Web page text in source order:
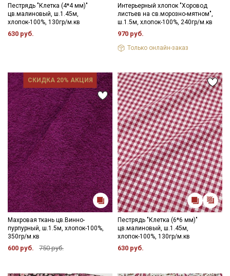
Пестрядь "Клетка (4*4 мм)"
цв.малиновый, ш.1.45м,
хлопок-100%, 130гр/м.кв
630 руб.
Интерьерный хлопок "Хоровод
листьев на св.морозно-мятном",
ш.1.5м, хлопок-100%, 240гр/м.кв
970 руб.
Только онлайн-заказ
СКИДКА 20% АКЦИЯ
Махровая ткань цв.Винно-
пурпурный, ш.1.5м, хлопок-100%,
350гр/м.кв
600 руб. 750 руб.
Пестрядь "Клетка (6*6 мм)"
цв.малиновый, ш.1.45м,
хлопок-100%, 130гр/м.кв
630 руб.